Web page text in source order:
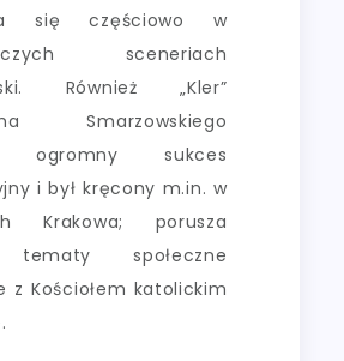
się częściowo w
sceneriach
Również „Kler”
Smarzowskiego
ogromny sukces
i był kręcony m.in. w
Krakowa; porusza
tematy społeczne
z Kościołem katolickim